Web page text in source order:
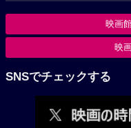
映画
映
SNSでチェックする